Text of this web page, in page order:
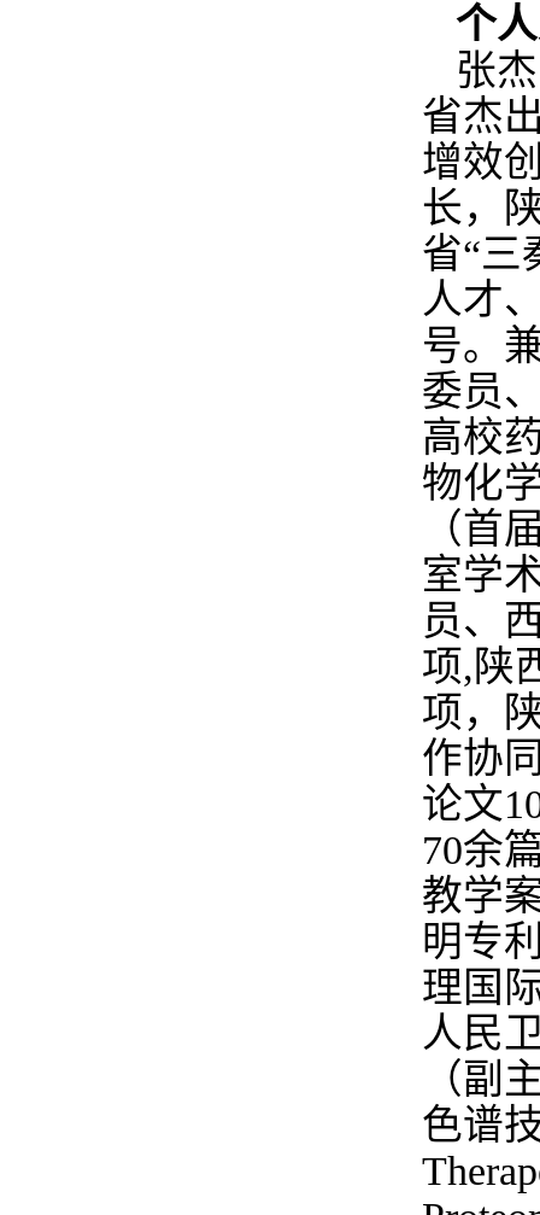
个
张
省杰
增效
长，
省“三
人才
号。
委员
高校
物化
（首
室学
员、
项,陕
项，
作协
论文
70余
教学
明专
理国
人民
（副
色谱